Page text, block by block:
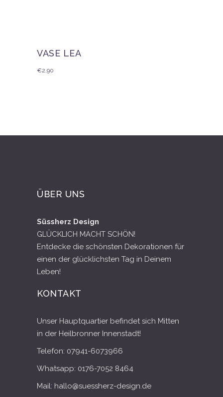
VASE LEA
€2,90
ÜBER UNS
Süssherz Design
GLÜCKLICH MACHT SCHÖN!
Entdecke die schönsten Dekorationen für
einen der glücklichsten Tag in Deinem
Leben!
KONTAKT
Unser Hauptquartier befindet sich Mitten
in der Heilbronner Innenstadt!
Telefon: 07941-6073966
Whatsapp: 0176-7052 8464
Mail: hallo@suessherz-design.de